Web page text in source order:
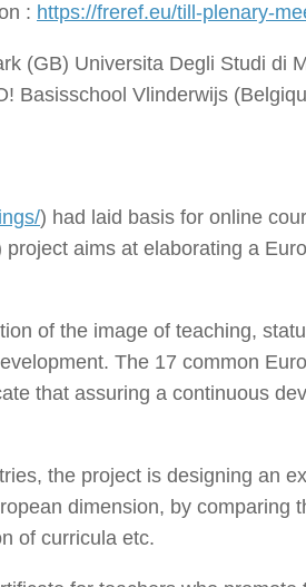
: https://freref.eu/till-plenary-
(GB) Universita Degli Studi di
Basisschool Vlinderwijs
) had laid basis for online
aims at elaborating a
of the image of teaching,
The 17 common
that assuring a continuous
the project is designing an
dimension, by comparing
of curricula etc.